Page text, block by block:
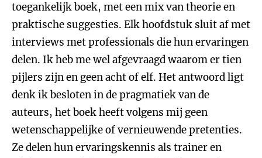
toegankelijk boek, met een mix van theorie en
praktische suggesties. Elk hoofdstuk sluit af met
interviews met professionals die hun ervaringen
delen. Ik heb me wel afgevraagd waarom er tien
pijlers zijn en geen acht of elf. Het antwoord ligt
denk ik besloten in de pragmatiek van de
auteurs, het boek heeft volgens mij geen
wetenschappelijke of vernieuwende pretenties.
Ze delen hun ervaringskennis als trainer en